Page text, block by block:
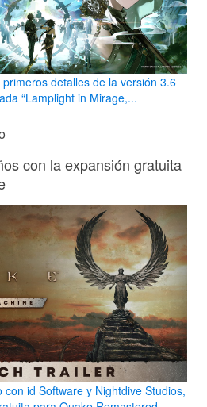
detalles de la versión 3.6
“Lamplight in Mirage,...
con la expansión gratuita
id Software y Nightdive Studios,